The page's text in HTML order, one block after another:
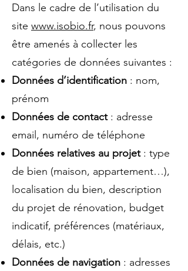
Dans le cadre de l’utilisation du
site www.isobio.fr, nous pouvons
être amenés à collecter les
catégories de données suivantes :
Données d’identification : nom,
prénom
Données de contact: adresse
email, numéro de téléphone
Données relatives au projet : type
de bien (maison, appartement…),
localisation du bien, description
du projet de rénovation, budget
indicatif, préférences (matériaux,
délais, etc.)
Données de navigation : adresses